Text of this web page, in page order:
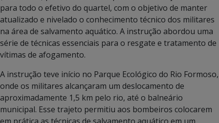
para todo o efetivo do quartel, com o objetivo de manter
atualizado e nivelado o conhecimento técnico dos militares
na área de salvamento aquático. A instrução abordou uma
série de técnicas essenciais para o resgate e tratamento de
vítimas de afogamento.
A instrução teve início no Parque Ecológico do Rio Formoso,
onde os militares alcançaram um deslocamento de
aproximadamente 1,5 km pelo rio, até o balneário
municipal. Esse trajeto permitiu aos bombeiros colocarem